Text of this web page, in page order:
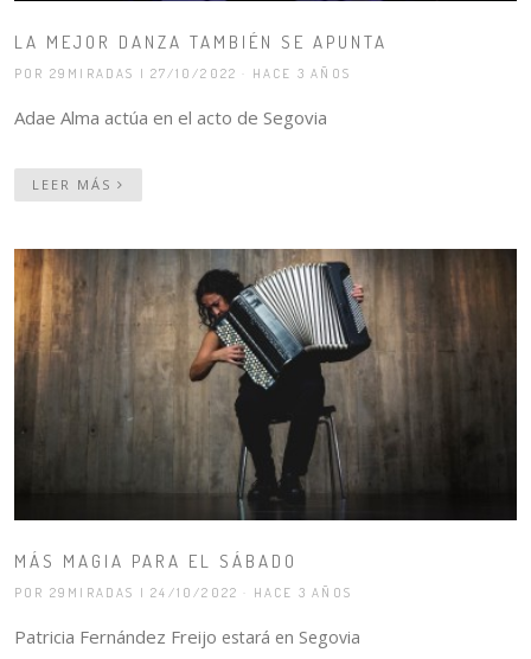
LA MEJOR DANZA TAMBIÉN SE APUNTA
POR 29MIRADAS | 27/10/2022 · HACE 3 AÑOS
Adae Alma actúa en el acto de Segovia
LEER MÁS
MÁS MAGIA PARA EL SÁBADO
POR 29MIRADAS | 24/10/2022 · HACE 3 AÑOS
Patricia Fernández Freijo estará en Segovia